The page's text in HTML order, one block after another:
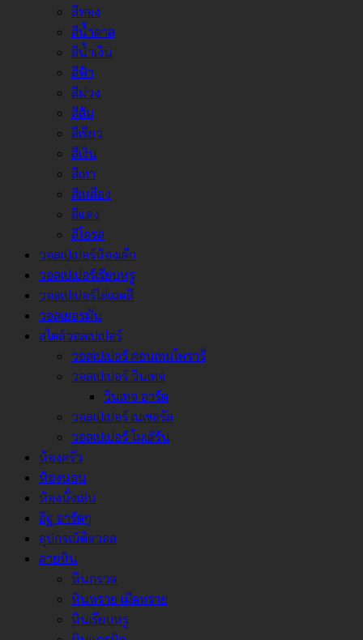
สีทอง
สีน้ำตาล
สีน้ำเงิน
สีฟ้า
สีม่วง
สีส้ม
สีเขียว
สีเงิน
สีเทา
สีเหลือง
สีแดง
สีโอรส
วอลเปเปอร์ห้องเด็ก
วอลเปเปอร์เรียบหรู
วอลเปเปอร์ไล่เฉดสี
วอลเยอรมัน
สไตล์วอลเปเปอร์
วอลเปเปอร์ คอนเทมโพรารี่
วอลเปเปอร์ วินเทจ
วินเทจ อาร์ต
วอลเปเปอร์ เนเชอรัล
วอลเปเปอร์ โมเดิร์น
ห้องครัว
ห้องนอน
ห้องนั่งเล่น
อิฐ อาร์ตๆ
อุปกรณ์ติดวอล
ลายหิน
หินกรวด
หินทราย เม็ดทราย
หินเรียบหรู